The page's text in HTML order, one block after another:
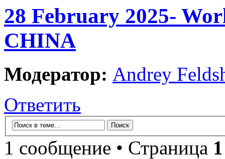
28 February 2025-
CHINA
Модератор: Andrey
Ответить
1 сообщение • Страница 1